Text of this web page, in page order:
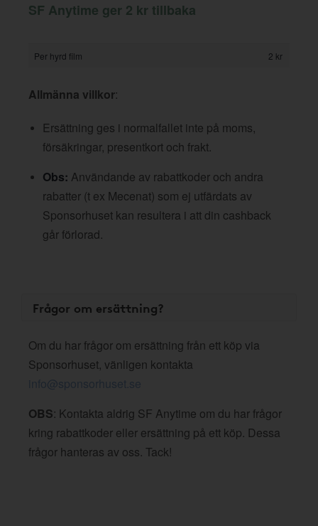
SF Anytime ger 2 kr tillbaka
Per hyrd film 2 kr
Allmänna villkor:
Ersättning ges i normalfallet inte på moms,
försäkringar, presentkort och frakt.
Obs: Användande av rabattkoder och andra
rabatter (t ex Mecenat) som ej utfärdats av
Sponsorhuset kan resultera i att din cashback
går förlorad.
Frågor om ersättning?
Om du har frågor om ersättning från ett köp via
Sponsorhuset, vänligen kontakta
info@sponsorhuset.se
OBS: Kontakta aldrig SF Anytime om du har frågor
kring rabattkoder eller ersättning på ett köp. Dessa
frågor hanteras av oss. Tack!